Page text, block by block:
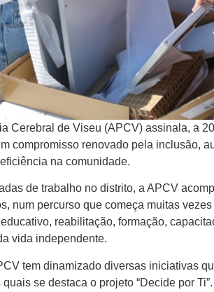
Cerebral de Viseu (APCV) assinala, a
compromisso renovado pela inclusão,
na comunidade.
de trabalho no distrito, a APCV
num percurso que começa muitas
reabilitação, formação,
vida independente.
tem dinamizado diversas iniciativas
se destaca o projeto “Decide por